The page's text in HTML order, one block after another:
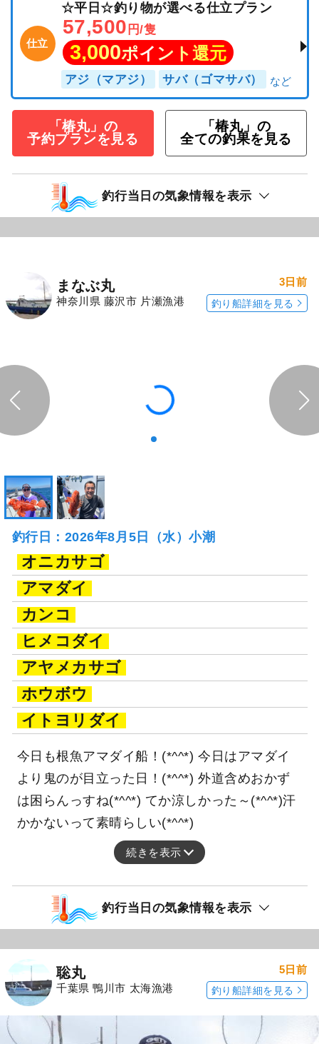
仕立
☆平日☆釣り物が選べる仕立プラン
57,500 円/隻
3,000ポイント還元
アジ（マアジ） サバ（ゴマサバ）
「椿丸」の
予約プランを見る
「椿丸」の
全ての釣果を見る
釣行当日の気象情報を表示
まなぶ丸
神奈川県 藤沢市 片瀬漁港
3日前
釣り船詳細を見る
釣行日：2026年8月5日（水）小潮
オニカサゴ
アマダイ
カンコ
ヒメコダイ
アヤメカサゴ
ホウボウ
イトヨリダイ
今日も根魚アマダイ船！(*^^*) 今日はアマダイ
より鬼のが目立った日！(*^^*) 外道含めおかず
は困らんっすね(*^^*) てか涼しかった～(*^^*)汗
かかないって素晴らしい(*^^*)
続きを表示
釣行当日の気象情報を表示
聡丸
千葉県 鴨川市 太海漁港
5日前
釣り船詳細を見る